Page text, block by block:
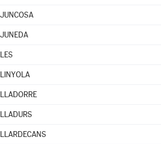
JUNCOSA
JUNEDA
LES
LINYOLA
LLADORRE
LLADURS
LLARDECANS